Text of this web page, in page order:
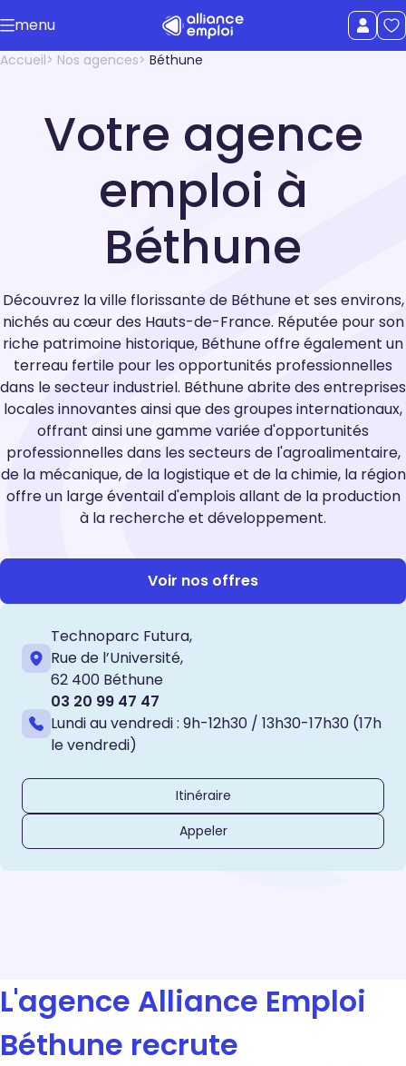
Accéder au contenu principal
Afficher le
menu
le menu
Accueil Nos agences Béthune
Votre agence
emploi à
Béthune
Découvrez la ville florissante de Béthune et ses environs,
nichés au cœur des Hauts-de-France. Réputée pour son
riche patrimoine historique, Béthune offre également un
terreau fertile pour les opportunités professionnelles
dans le secteur industriel. Béthune abrite des entreprises
locales innovantes ainsi que des groupes internationaux,
offrant ainsi une gamme variée d'opportunités
professionnelles dans les secteurs de l'agroalimentaire,
de la mécanique, de la logistique et de la chimie, la région
offre un large éventail d'emplois allant de la production
à la recherche et développement.
Voir nos offres
Technoparc Futura,
Rue de l’Université,
62 400 Béthune
03 20 99 47 47
Lundi au vendredi : 9h-12h30 / 13h30-17h30 (17h
le vendredi)
Itinéraire
Appeler
L'agence Alliance Emploi
Béthune recrute